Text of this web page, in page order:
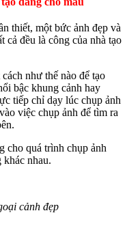
thiết, một bức ảnh đẹp và
cả đều là công của nhà tạo
như thế nào để tạo
bậc khung cảnh hay
tiếp chỉ dạy lúc chụp ảnh
việc chụp ảnh để tìm ra
cho quá trình chụp ảnh
khác nhau.
cảnh đẹp